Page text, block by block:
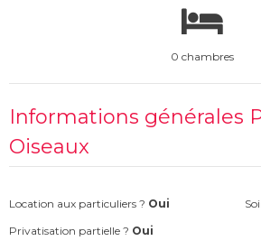
0 chambres
Informations générales
Oiseaux
Location aux particuliers ? Oui
Privatisation partielle ? Oui